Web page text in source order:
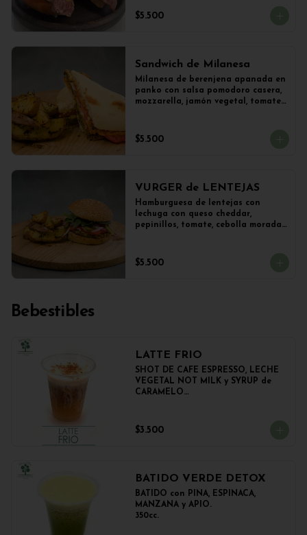
$5.500
Sandwich de Milanesa
Milanesa de berenjena apanada en
panko con salsa pomodoro casera,
mozzarella, jamón vegetal, tomate,
$5.500
VURGER de LENTEJAS
Hamburguesa de lentejas con
lechuga con queso cheddar,
pepinillos, tomate, cebolla morada
$5.500
Bebestibles
LATTE FRIO
SHOT DE CAFE ESPRESSO, LECHE
VEGETAL NOT MILK y SYRUP de
CARAMELO
$3.500
BATIDO VERDE DETOX
BATIDO con PIÑA, ESPINACA,
MANZANA y APIO.
350cc.